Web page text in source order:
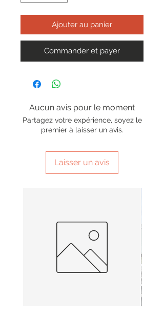
Ajouter au panier
Commander et payer
Aucun avis pour le moment
Partagez votre expérience, soyez le
premier à laisser un avis.
Laisser un avis